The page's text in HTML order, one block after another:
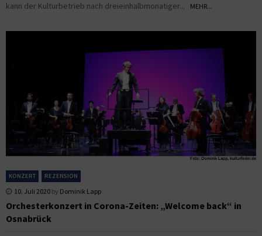
kann der Kulturbetrieb nach dreieinhalbmonatiger...
MEHR...
KONZERT REZENSION
10. Juli 2020 by Dominik Lapp
Orchesterkonzert in Corona-Zeiten: „Welcome back“ in
Osnabrück